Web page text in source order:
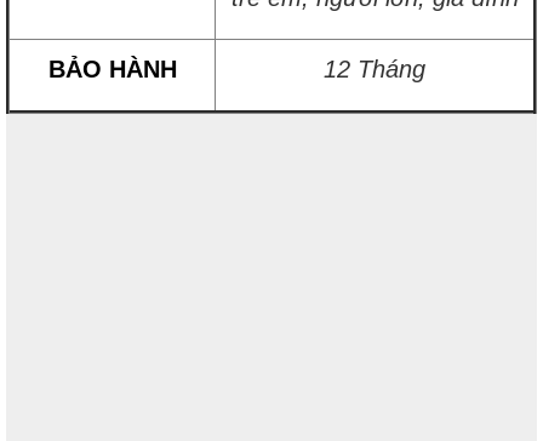
BẢO HÀNH 12 Tháng